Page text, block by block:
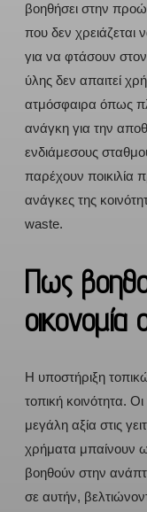
βοηθήσει στην
που δεν χρειάζεται
για να φτάσουν
ύλης δεν απαιτεί
ατμόσφαιρα όπως
ανάγκη για την
ενδιάμεσους
παρέχουν ποικιλία
ανάγκες της
waste.
Πως
οικονομία
Η υποστήριξη
τοπική κοινότητα.
μεγάλη αξία στις
χρήματα μπαίνουν
βοηθούν στην
σε αυτήν,